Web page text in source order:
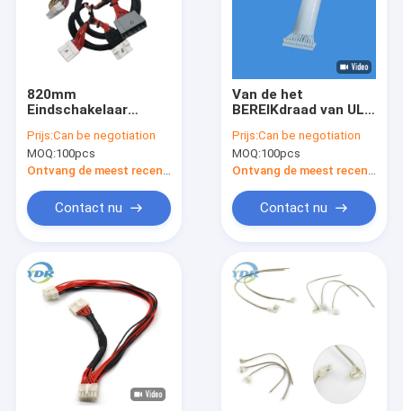
820mm
Eindschakelaar
de
Bedradingsuitrusting
ODM Kabel
Prijs:Can be negotiation
MOQ:100pcs
Contact nu
Van de het
BEREIKdraad van UL
de Uitrustingskabel
Assemblage 2,0
Eindschakelaar
Prijs:Can be negotiation
MOQ:100pcs
Contact nu